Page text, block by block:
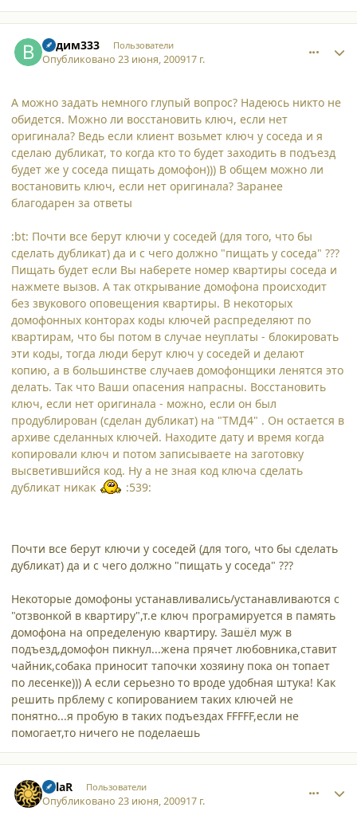
Вадим333 Пользователи
Опубликовано23 июня, 200917 г.
А можно задать немного глупый вопрос? Надеюсь никто не
обидется. Можно ли восстановить ключ, если нет
оригинала? Ведь если клиент возьмет ключ у соседа и я
сделаю дубликат, то когда кто то будет заходить в подъезд
будет же у соседа пищать домофон))) В общем можно ли
востановить ключ, если нет оригинала? Заранее
благодарен за ответы
:bt: Почти все берут ключи у соседей (для того, что бы
сделать дубликат) да и с чего должно "пищать у соседа" ???
Пищать будет если Вы наберете номер квартиры соседа и
нажмете вызов. А так открывание домофона происходит
без звукового оповещения квартиры. В некоторых
домофонных конторах коды ключей распределяют по
квартирам, что бы потом в случае неуплаты - блокировать
эти коды, тогда люди берут ключ у соседей и делают
копию, а в большинстве случаев домофонщики ленятся это
делать. Так что Ваши опасения напрасны. Восстановить
ключ, если нет оригинала - можно, если он был
продублирован (сделан дубликат) на "ТМД4" . Он остается в
архиве сделанных ключей. Находите дату и время когда
копировали ключ и потом записываете на заготовку
высветившийся код. Ну а не зная код ключа сделать
дубликат никак
:539:
Почти все берут ключи у соседей (для того, что бы сделать
дубликат) да и с чего должно "пищать у соседа" ???
Некоторые домофоны устанавливались/устанавливаются с
"отзвонкой в квартиру",т.е ключ програмируется в память
домофона на определеную квартиру. Зашёл муж в
подъезд,домофон пикнул...жена прячет любовника,ставит
чайник,собака приносит тапочки хозяину пока он топает
по лесенке))) А если серьезно то вроде удобная штука! Как
решить прблему с копированием таких ключей не
понятно...я пробую в таких подъездах FFFFF,если не
помогает,то ничего не поделаешь
SolaR Пользователи
Опубликовано23 июня, 200917 г.